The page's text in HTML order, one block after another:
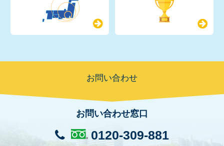
お問い合わせ
お問い合わせ窓口
0120-309-881